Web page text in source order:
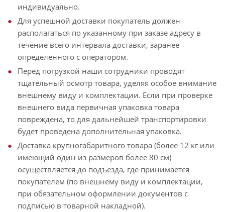
индивидуально.
Для успешной доставки покупатель должен
располагаться по указанному при заказе адресу в
течение всего интервала доставки, заранее
определенного с оператором.
Перед погрузкой наши сотрудники проводят
тщательный осмотр товара, уделяя особое внимание
внешнему виду и комплектации. Если при проверке
внешнего вида первичная упаковка товара
повреждена, то для дальнейшей транспортировки
будет проведена дополнительная упаковка.
Доставка крупногабаритного товара (более 12 кг или
имеющий один из размеров более 80 см)
осуществляется до подъезда, где принимается
покупателем (по внешнему виду и комплектации,
при обязательном оформлении документов с
подписью в товарной накладной).